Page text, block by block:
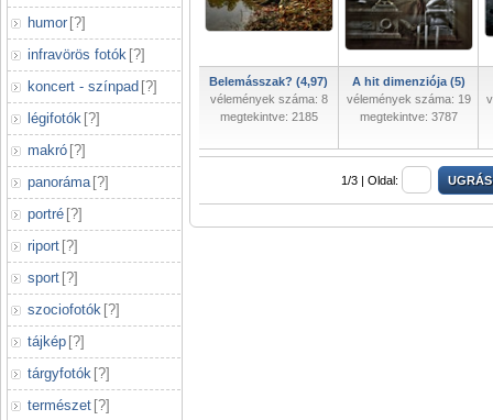
humor [?]
infravörös fotók [?]
koncert - színpad [?]
légifotók [?]
makró [?]
panoráma [?]
portré [?]
riport [?]
sport [?]
szociofotók [?]
tájkép [?]
tárgyfotók [?]
természet [?]
Belemásszak? (4,97)
vélemények száma: 8
megtekintve: 2185
A hit dimenziója (5)
vélemények száma: 19
megtekintve: 3787
1/3 | Oldal: